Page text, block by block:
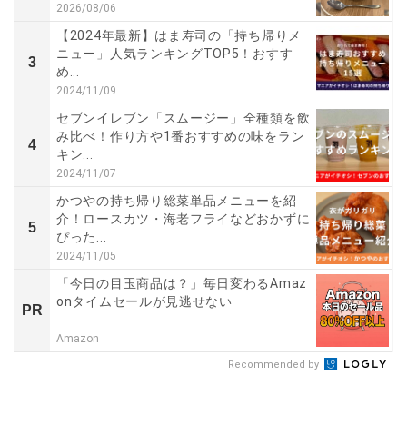
2026/08/06
3
【2024年最新】はま寿司の「持ち帰りメ
ニュー」人気ランキングTOP5！おすす
め...
2024/11/09
4
セブンイレブン「スムージー」全種類を飲
み比べ！作り方や1番おすすめの味をラン
キン...
2024/11/07
5
かつやの持ち帰り総菜単品メニューを紹
介！ロースカツ・海老フライなどおかずに
ぴった...
2024/11/05
PR
「今日の目玉商品は？」毎日変わるAmaz
onタイムセールが見逃せない
Amazon
Recommended by